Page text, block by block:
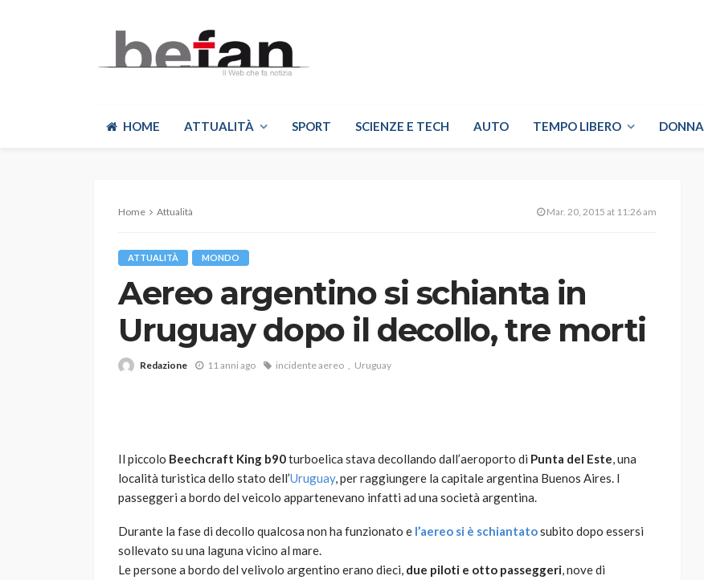
HOME ATTUALITÀ SPORT SCIENZE E TECH AUTO TEMPO LIBERO DONNA
Home Attualità Mar. 20, 2015 at 11:26 am
ATTUALITÀ MONDO
Aereo argentino si schianta in
Uruguay dopo il decollo, tre morti
Redazione 11 anni ago incidente aereo Uruguay
Il piccolo Beechcraft King b90turboelica stava decollando dall’aeroporto di Punta del Este, una
località turistica dello stato dell’Uruguay, per raggiungere la capitale argentina Buenos Aires. I
passeggeri a bordo del veicolo appartenevano infatti ad una società argentina.
Durante la fase di decollo qualcosa non ha funzionato e l’aereo si è schiantatosubito dopo essersi
sollevato su una laguna vicino al mare.
Le persone a bordo del velivolo argentino erano dieci, due piloti e otto passeggeri, nove di
Robot tagliaerba: quale
scegliere per il tuo prato
AUTO SPORT
MG alle Final 8 di Coppa
Davis: tennis mondiale e
passione per
abbracciano la stessa causa